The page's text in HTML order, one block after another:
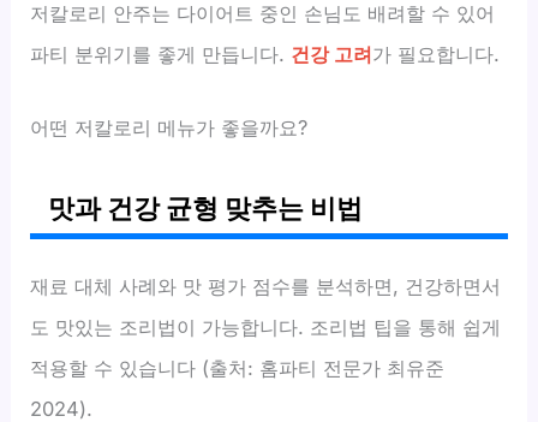
저칼로리 안주는 다이어트 중인 손님도 배려할 수 있어
파티 분위기를 좋게 만듭니다. 건강 고려가 필요합니다.
어떤 저칼로리 메뉴가 좋을까요?
맛과 건강 균형 맞추는 비법
재료 대체 사례와 맛 평가 점수를 분석하면, 건강하면서
도 맛있는 조리법이 가능합니다. 조리법 팁을 통해 쉽게
적용할 수 있습니다 (출처: 홈파티 전문가 최유준
2024).